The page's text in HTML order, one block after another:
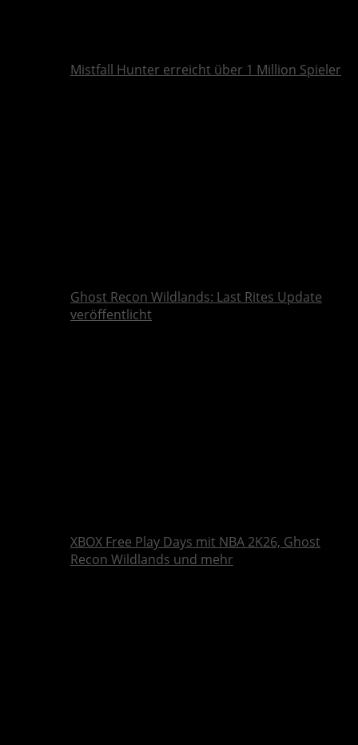
Mistfall Hunter erreicht über 1 Million Spieler
Ghost Recon Wildlands: Last Rites Update
veröffentlicht
XBOX Free Play Days mit NBA 2K26, Ghost
Recon Wildlands und mehr